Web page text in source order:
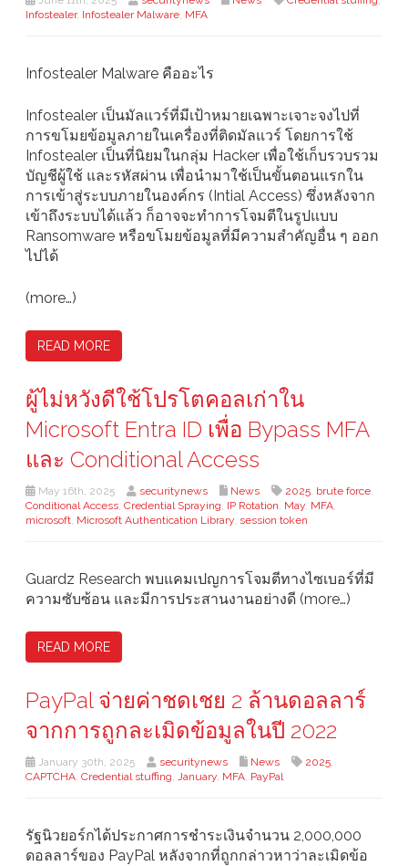
Infostealer, Infostealer Malware, MFA
Infostealer Malware คืออะไร
Infostealer เป็นมัลแวร์ที่มีเป้าหมายเฉพาะเจาะจงไปที่
การขโมยข้อมูลภายในเครื่องที่ติดมัลแวร์ โดยการใช้
Infostealer เป็นที่นิยมในกลุ่ม Hacker เพื่อใช้เก็บรวบรวม
บัญชีผู้ใช้ และรหัสผ่าน เพื่อนำมาใช้เป็นขั้นตอนแรกใน
การเข้าสู่ระบบภายในองค์กร (Intial Access) ซึ่งหลังจาก
เข้าถึงระบบได้แล้ว ก็อาจจะทำการโจมตีในรูปแบบ
Ransomware หรือขโมยข้อมูลที่มีความสำคัญอื่น ๆ ออก
ไปได้
(more…)
READ MORE
ผู้ไม่หวังดีใช้โปรโตคอลเก่าใน
Microsoft Entra ID เพื่อ Bypass MFA
และ Conditional Access
May 16th, 2025 securitynews News 2025, brute force,
Conditional Access, Credential Spraying, IP Rotation, May, MFA,
microsoft, Microsoft Authentication Library, session token
Guardz Research พบแคมเปญการโจมตีทางไซเบอร์ที่มี
ความซับซ้อน และมีการประสานงานอย่างดี (more…)
READ MORE
PayPal จ่ายค่าชดเชย 2 ล้านดอลลาร์
จากการถูกละเมิดข้อมูลในปี 2022
January 30th, 2025 securitynews News 2025,
CAPTCHA, Credential stuffing, January, MFA, PayPal
รัฐนิวยอร์กได้ประกาศการชำระเงินจำนวน 2,000,000
ดอลลาร์ของ PayPal หลังจากที่ถูกกล่าวหาว่าละเมิดข้อ